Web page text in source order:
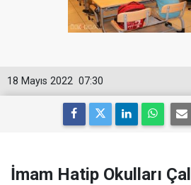
07:30
18 Mayıs 2022
İmam Hatip Okulları